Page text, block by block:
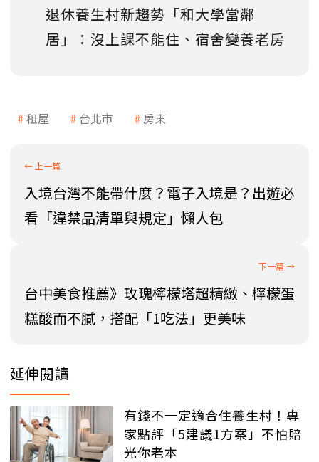
退休養生村新趨勢「和大學當鄰
居」：沒上課不能住、宿舍變養老房
租屋 台北市 房東
入境台灣不能帶什麼？電子入境是？出遊必
看「違禁品清單與規定」懶人包
台中美食推薦》玫瑰檸檬塔超精緻、檸檬蛋
糕酸而不膩，搭配「1吃法」更美味
延伸閱讀
有錢不一定適合住養生村！專
家點評「5建議1方案」不怕賠
光你老本